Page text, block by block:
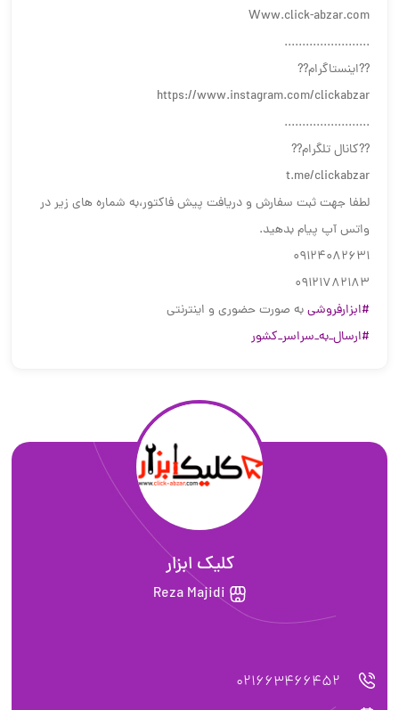
Www.click-abzar.com
................‌‌‌‌‌........
??اینستاگرام??
https://www.instagram.com/clickabzar
........................
??کانال تلگرام??
t.me/clickabzar
لطفا جهت ثبت سفارش و دریافت پیش فاکتور،به شماره های زیر در
واتس آپ پیام بدهید.
09124082631
09121782183
#ابزارفروشیبه صورت حضوری و اینترنتی
#ارسال_به_سراسر_کشور
کلیک ابزار
Reza Majidi
021663466452